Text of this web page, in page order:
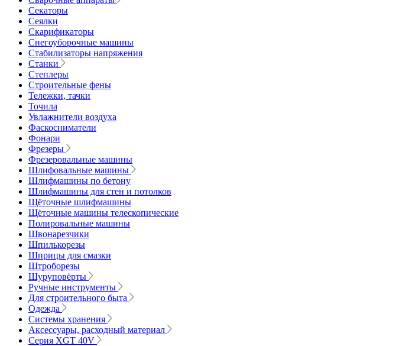
Секаторы
Сеялки
Скарификаторы
Снегоуборочные машины
Стабилизаторы напряжения
Станки
Степлеры
Строительные фены
Тележки, тачки
Точила
Увлажнители воздуха
Фаскосниматели
Фонари
Фрезеры
Фрезеровальные машины
Шлифовальные машины
Шлифмашины по бетону
Шлифмашины для стен и потолков
Щёточные шлифмашины
Щёточные машины телескопические
Полировальные машины
Швонарезчики
Шпилькорезы
Шприцы для смазки
Штроборезы
Шуруповёрты
Ручные инструменты
Для строительного быта
Одежда
Системы хранения
Аксессуары, расходный материал
Серия XGT 40V